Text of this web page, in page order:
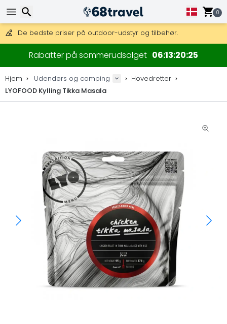
0
DHL Express fra dag til dag er også tilgængelig.
30 dages returret, 90 dage for trækort og dekorationer.
De bedste priser på outdoor-udstyr og tilbehør.
Rabatter på sommerudsalget 06 13 20 25
Hjem Udendørs og camping
Hovedretter
LYOFOOD Kylling Tikka Masala
Søg efter